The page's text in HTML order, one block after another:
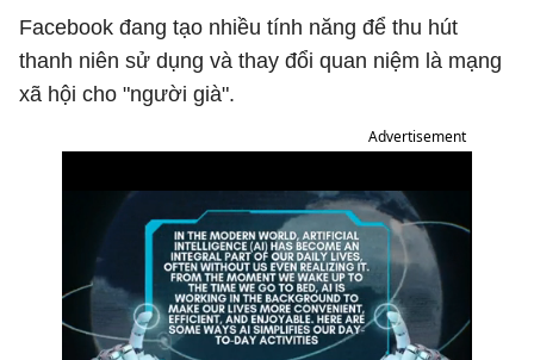
Facebook đang tạo nhiều tính năng để thu hút
thanh niên sử dụng và thay đổi quan niệm là mạng
xã hội cho "người già".
Advertisement